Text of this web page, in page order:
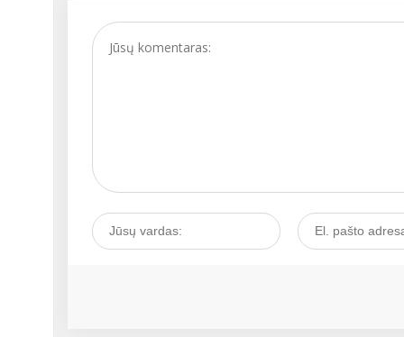
signalas. Kaip išgirsti